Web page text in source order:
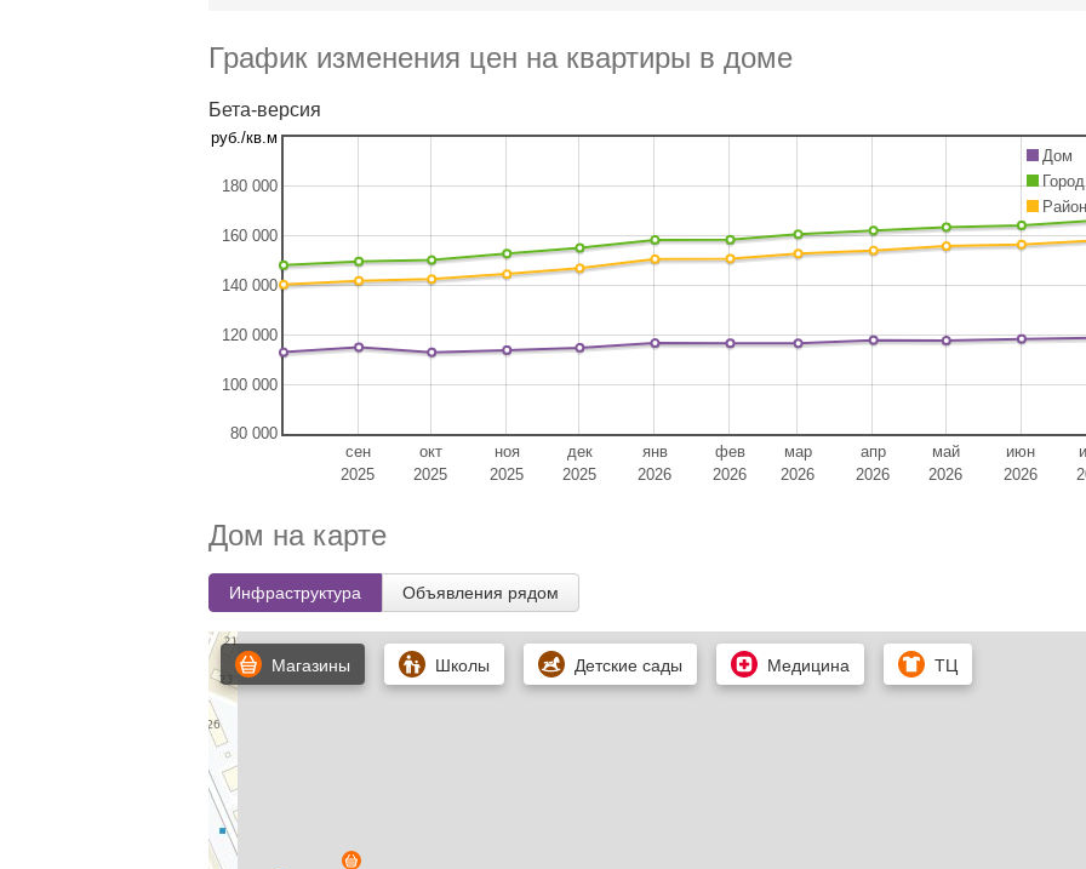
График изменения цен на квартиры в доме
Бета-версия
сен
2025
окт
2025
ноя
2025
дек
2025
янв
2026
фев
2026
мар
2026
апр
2026
май
2026
июн
2026
80 000
100 000
120 000
140 000
160 000
180 000
руб./кв.м
Дом
Город
Район
Дом на карте
Инфраструктура Объявления рядом
Магазины Школы Детские сады Медицина ТЦ